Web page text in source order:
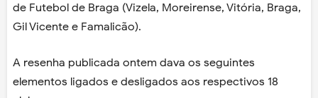
de Futebol de Braga (Vizela, Moreirense, Vitória, Braga,
Gil Vicente e Famalicão).
A resenha publicada ontem dava os seguintes
elementos ligados e desligados aos respectivos 18